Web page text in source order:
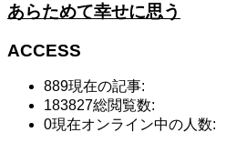
あらためて幸せに思う
ACCESS
889現在の記事:
183827総閲覧数:
0現在オンライン中の人数: